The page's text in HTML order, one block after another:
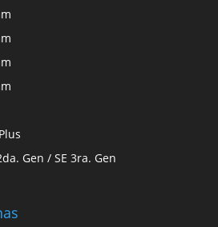
Gen / SE 3ra. Gen